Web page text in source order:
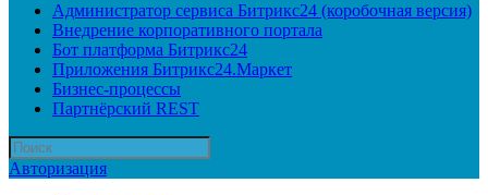
Администратор сервиса Битрикс24 (коробочная версия)
Внедрение корпоративного портала
Бот платформа Битрикс24
Приложения Битрикс24.Маркет
Бизнес-процессы
Партнёрский REST
Авторизация